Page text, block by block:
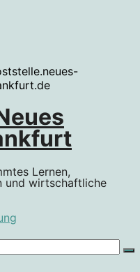
Lernen,
und wirtschaftliche